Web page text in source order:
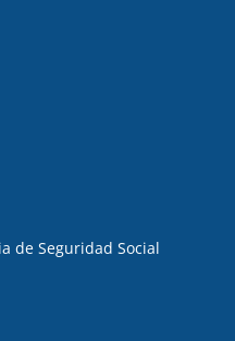
de Seguridad Social